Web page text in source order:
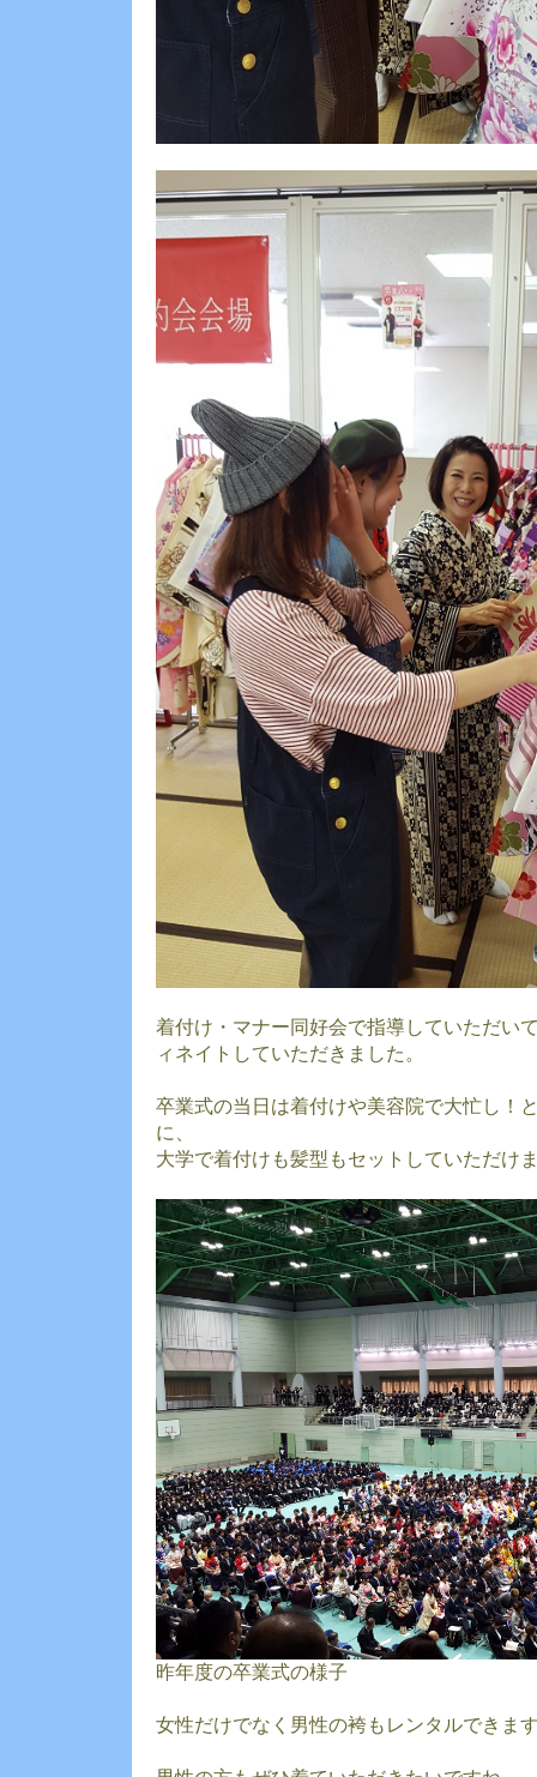
着付け・マナー同好会で指導していただい
ィネイトしていただきました。
卒業式の当日は着付けや美容院で大忙し！
に、
大学で着付けも髪型もセットしていただけ
昨年度の卒業式の様子
女性だけでなく男性の袴もレンタルできま